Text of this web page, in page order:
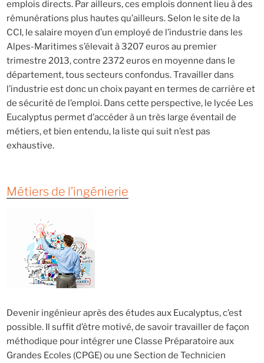
emplois directs. Par ailleurs, ces emplois donnent lieu à des
rémunérations plus hautes qu’ailleurs. Selon le site de la
CCI, le salaire moyen d’un employé de l’industrie dans les
Alpes-Maritimes s’élevait à 3207 euros au premier
trimestre 2013, contre 2372 euros en moyenne dans le
département, tous secteurs confondus. Travailler dans
l’industrie est donc un choix payant en termes de carrière et
de sécurité de l’emploi. Dans cette perspective, le lycée Les
Eucalyptus permet d’accéder à un très large éventail de
métiers, et bien entendu, la liste qui suit n’est pas
exhaustive.
Métiers de l’ingénierie
Devenir ingénieur après des études aux Eucalyptus, c’est
possible. Il suffit d’être motivé, de savoir travailler de façon
méthodique pour intégrer une Classe Préparatoire aux
Grandes Ecoles (CPGE) ou une Section de Technicien